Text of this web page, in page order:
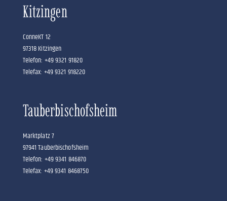
Kitzingen
ConneKT 12
97318 Kitzingen
Telefon: +49 9321 91820
Telefax: +49 9321 918220
Tauberbischofsheim
Marktplatz 7
97941 Tauberbischofsheim
Telefon: +49 9341 846870
Telefax: +49 9341 8468750